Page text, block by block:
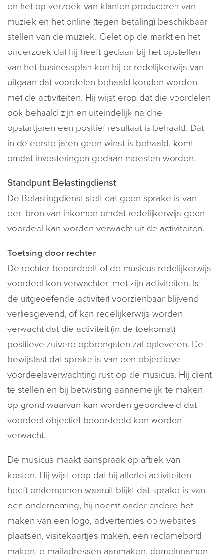
en het op verzoek van klanten produceren van
muziek en het online (tegen betaling) beschikbaar
stellen van de muziek. Gelet op de markt en het
onderzoek dat hij heeft gedaan bij het opstellen
van het businessplan kon hij er redelijkerwijs van
uitgaan dat voordelen behaald konden worden
met de activiteiten. Hij wijst erop dat die voordelen
ook behaald zijn en uiteindelijk na drie
opstartjaren een positief resultaat is behaald. Dat
in de eerste jaren geen winst is behaald, komt
omdat investeringen gedaan moesten worden.
Standpunt Belastingdienst
De Belastingdienst stelt dat geen sprake is van
een bron van inkomen omdat redelijkerwijs geen
voordeel kan worden verwacht uit de activiteiten.
Toetsing door rechter
De rechter beoordeelt of de musicus redelijkerwijs
voordeel kon verwachten met zijn activiteiten. Is
de uitgeoefende activiteit voorzienbaar blijvend
verliesgevend, of kan redelijkerwijs worden
verwacht dat die activiteit (in de toekomst)
positieve zuivere opbrengsten zal opleveren. De
bewijslast dat sprake is van een objectieve
voordeelsverwachting rust op de musicus. Hij dient
te stellen en bij betwisting aannemelijk te maken
op grond waarvan kan worden geoordeeld dat
voordeel objectief beoordeeld kon worden
verwacht.
De musicus maakt aanspraak op aftrek van
kosten. Hij wijst erop dat hij allerlei activiteiten
heeft ondernomen waaruit blijkt dat sprake is van
een onderneming, hij noemt onder andere het
maken van een logo, advertenties op websites
plaatsen, visitekaartjes maken, een reclamebord
maken, e-mailadressen aanmaken, domeinnamen